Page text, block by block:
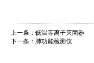
上一条： 低温等离子灭菌器
下一条： 肺功能检测仪